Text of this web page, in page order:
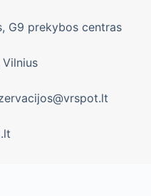
G9 prekybos centras